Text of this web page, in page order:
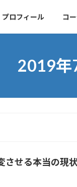
プロフィール コ
2019年
させる本当の現